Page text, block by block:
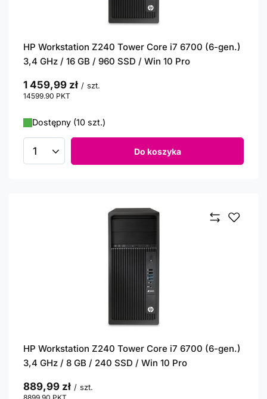
HP Workstation Z240 Tower Core i7 6700 (6-gen.)
3,4 GHz / 16 GB / 960 SSD / Win 10 Pro
1 459,99 zł / szt.
14599.90 PKT
Dostępny (10 szt.)
Ilość produktów Do koszyka
HP Workstation Z240 Tower Core i7 6700 (6-gen.)
3,4 GHz / 8 GB / 240 SSD / Win 10 Pro
889,99 zł / szt.